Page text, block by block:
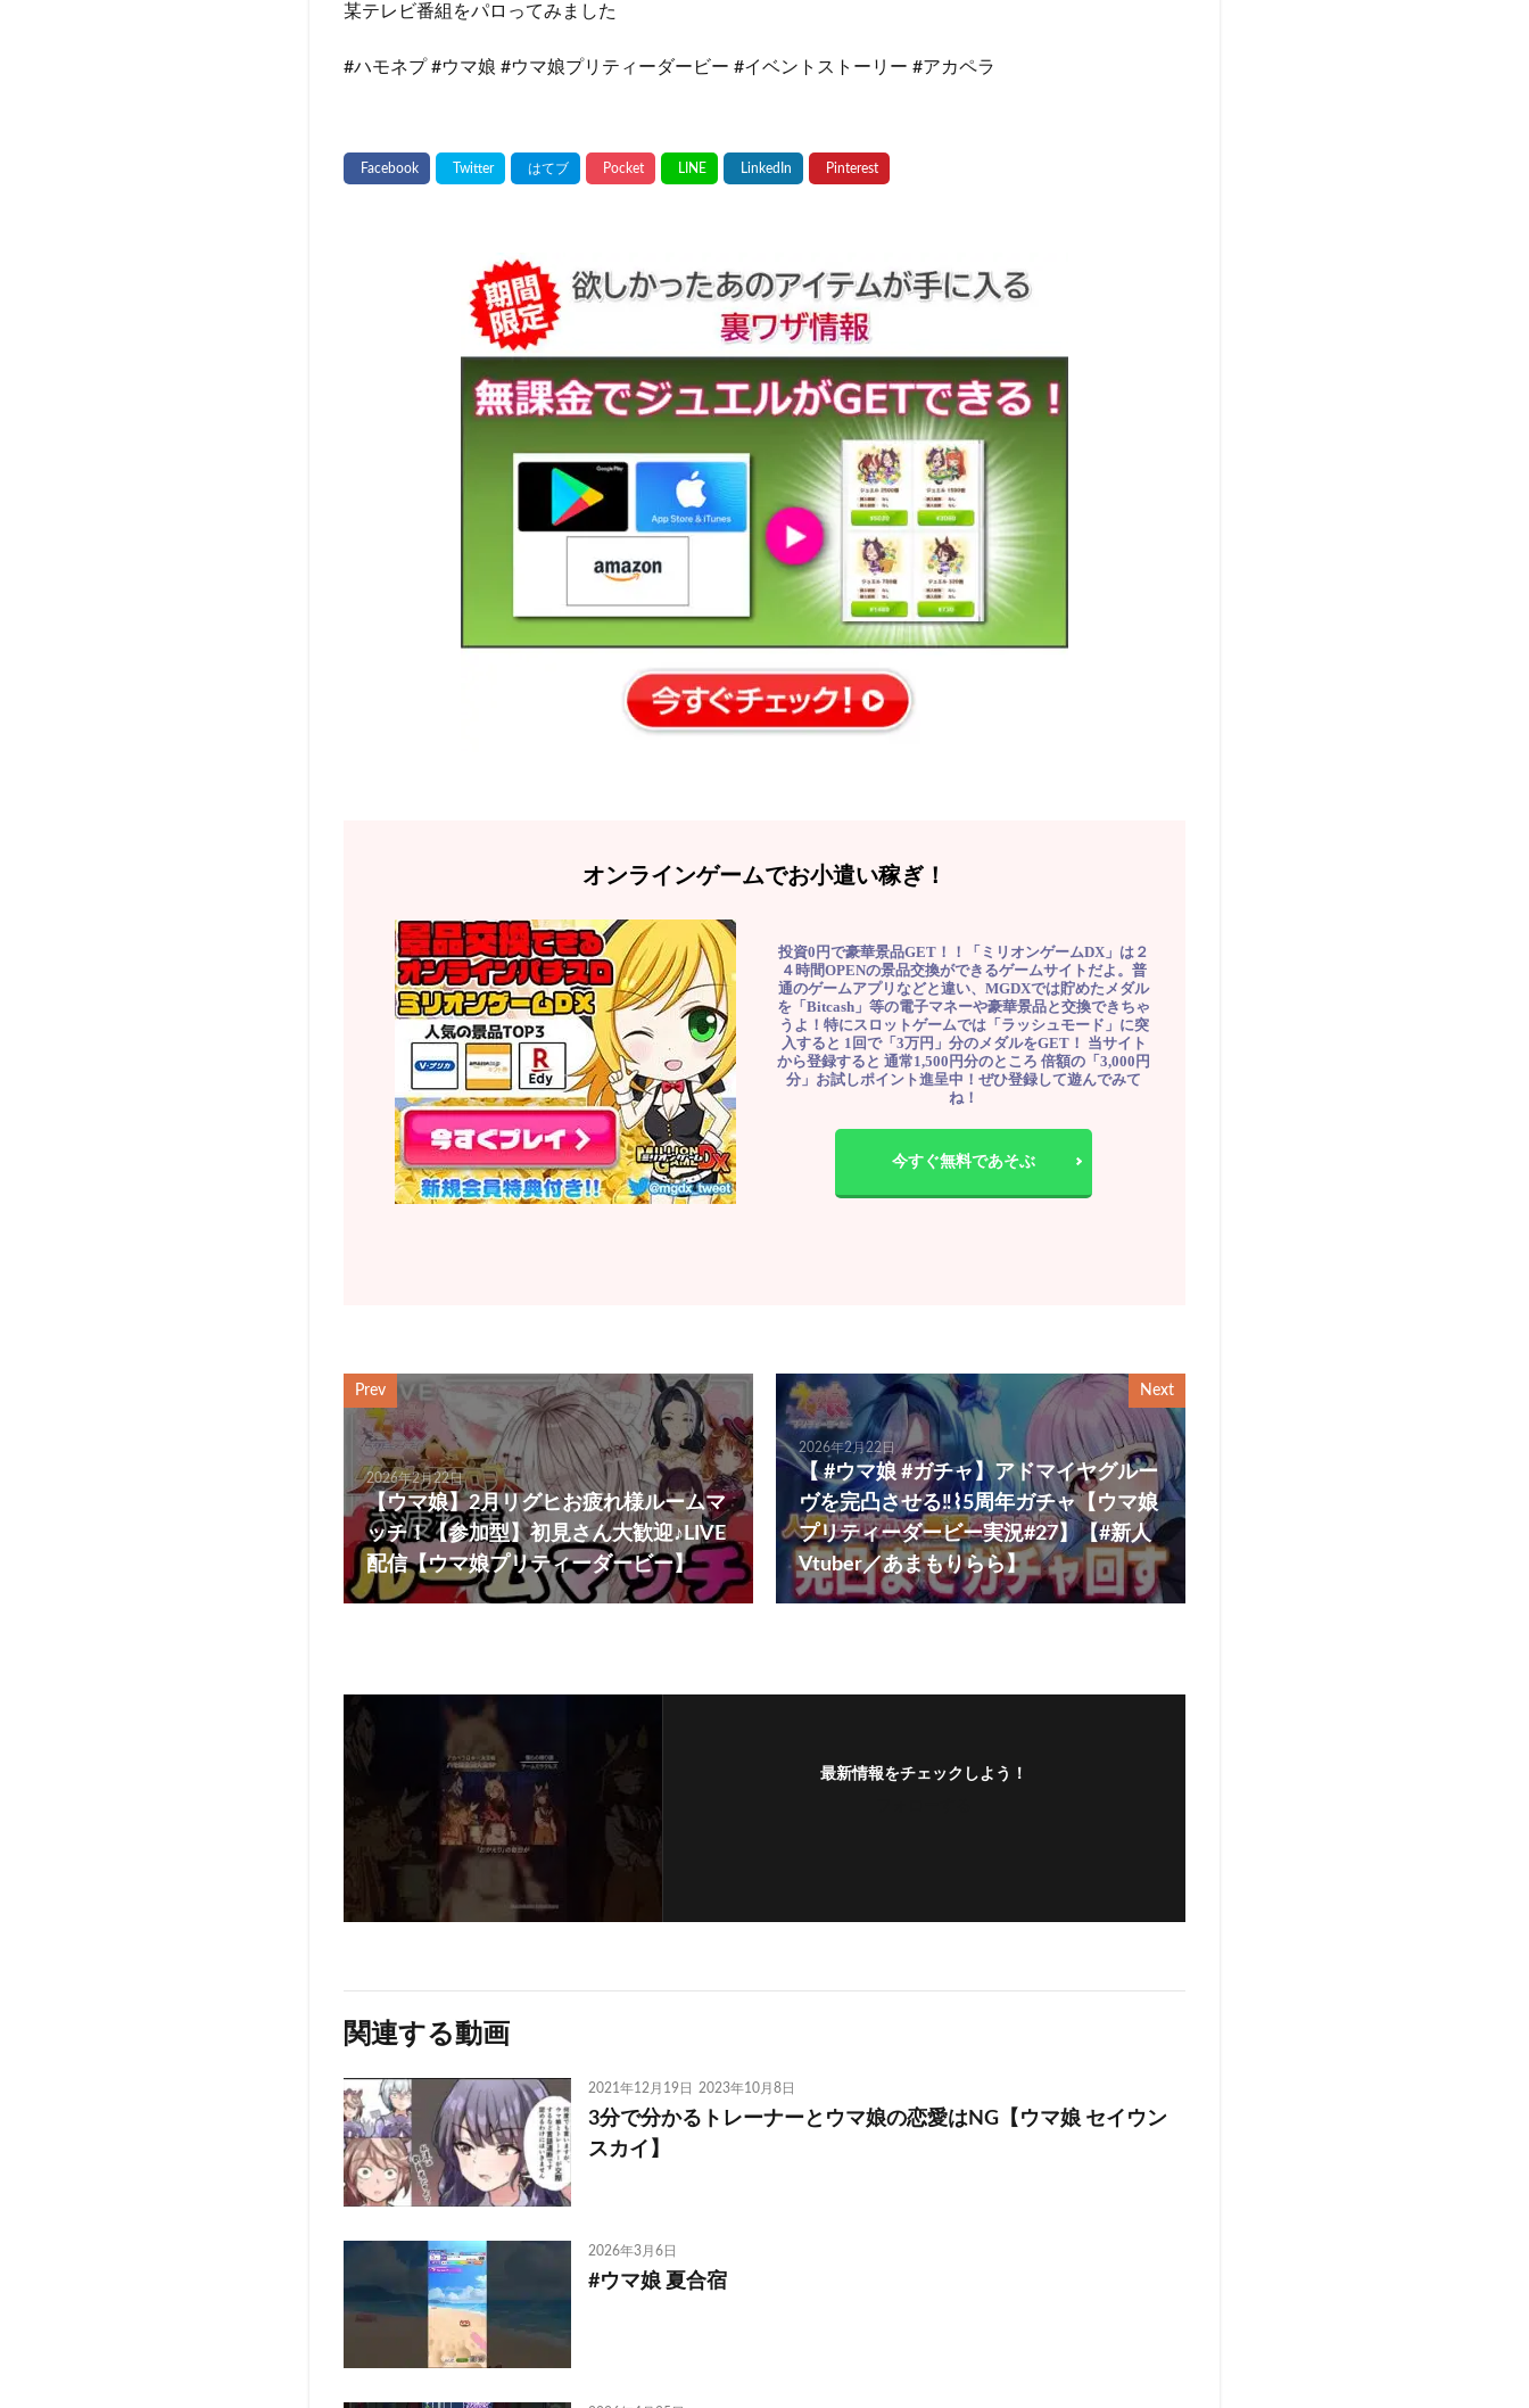
某テレビ番組をパロってみました
#ハモネプ #ウマ娘 #ウマ娘プリティーダービー #イベントストーリー #アカペラ
オンラインゲームでお小遣い稼ぎ！
投資0円で豪華景品GET！！「ミリオンゲームDX」は２
４時間OPENの景品交換ができるゲームサイトだよ。普
通のゲームアプリなどと違い、MGDXでは貯めたメダル
を「Bitcash」等の電子マネーや豪華景品と交換できちゃ
うよ！特にスロットゲームでは「ラッシュモード」に突
入すると 1回で「3万円」分のメダルをGET！ 当サイト
から登録すると 通常1,500円分のところ 倍額の「3,000円
分」お試しポイント進呈中！ぜひ登録して遊んでみて
ね！
今すぐ無料であそぶ
Prev
2026年2月22日
【ウマ娘】2月リグヒお疲れ様ルームマ
ッチ！【参加型】初見さん大歓迎♪LIVE
配信【ウマ娘プリティーダービー】
Next
2026年2月22日
【 #ウマ娘 #ガチャ】アドマイヤグルー
ヴを完凸させる‼️⌇5周年ガチャ【ウマ娘
プリティーダービー実況#27】【#新人
Vtuber／あまもりらら】
最新情報をチェックしよう！
関連する動画
2021年12月19日 2023年10月8日
3分で分かるトレーナーとウマ娘の恋愛はNG【ウマ娘 セイウン
スカイ】
2026年3月6日
#ウマ娘 夏合宿